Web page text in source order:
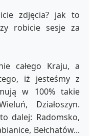
zdjęcia? jak to
robicie sesje za
całego Kraju, a
iż jesteśmy z
w 100% takie
Działoszyn.
dalej: Radomsko,
Bełchatów...